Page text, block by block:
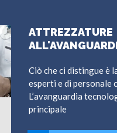
ATTREZZATURE
Ciò che ci distingue è
esperti e di personale
L’avanguardia
principale